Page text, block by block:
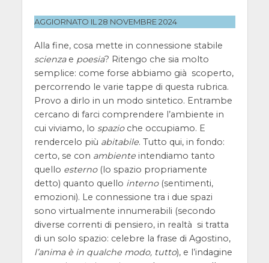
AGGIORNATO IL 28 NOVEMBRE 2024
Alla fine, cosa mette in connessione stabile
scienzae poesia? Ritengo che sia molto
semplice: come forse abbiamo già scoperto,
percorrendo le varie tappe di questa rubrica.
Provo a dirlo in un modo sintetico. Entrambe
cercano di farci comprendere l’ambiente in
cui viviamo, lo spazioche occupiamo. E
rendercelo più abitabile. Tutto qui, in fondo:
certo, se con ambienteintendiamo tanto
quello esterno(lo spazio propriamente
detto) quanto quello interno(sentimenti,
emozioni). Le connessione tra i due spazi
sono virtualmente innumerabili (secondo
diverse correnti di pensiero, in realtà si tratta
di un solo spazio: celebre la frase di Agostino,
l’anima è in qualche modo, tutto), e l’indagine